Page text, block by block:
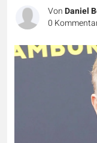
VonDaniel
0